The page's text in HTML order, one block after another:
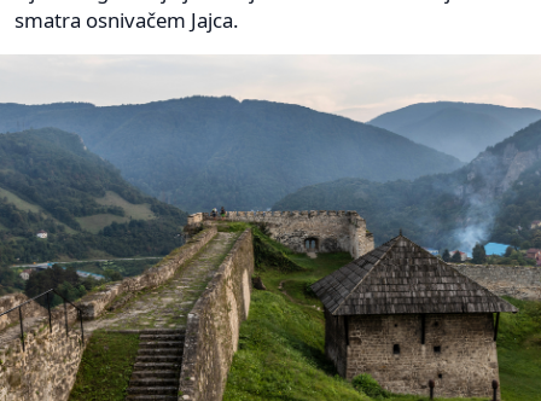
smatra osnivačem Jajca.